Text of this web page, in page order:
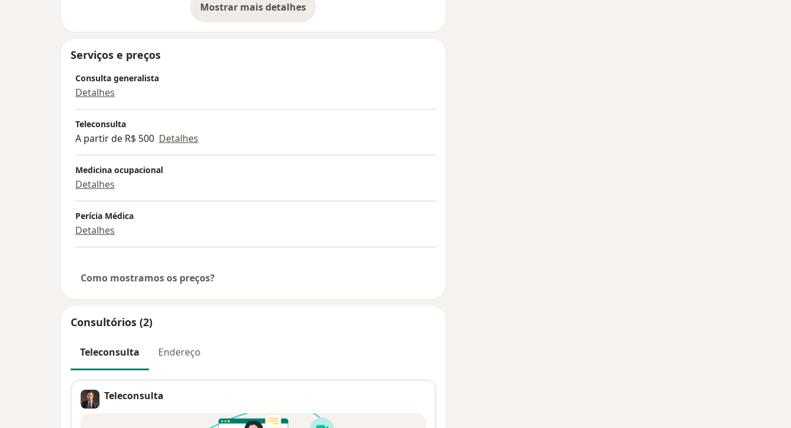
Mostrar mais detalhes
sobre a experiência
Serviços e preços
Consulta generalista
Detalhes
Teleconsulta
A partir de R$ 500 Detalhes
Medicina ocupacional
Detalhes
Perícia Médica
Detalhes
Como mostramos os preços?
Consultórios (2)
Teleconsulta Endereço
Teleconsulta